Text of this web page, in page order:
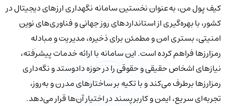
کیف‌ پول من، به‌عنوان نخستین سامانه نگهداری ارزهای دیجیتال در
کشور، با بهره‌گیری از استانداردهای روز جهانی و فناوری‌های نوین
امنیتی، بستری امن و مطمئن برای ذخیره، مدیریت و مبادله
رمزارزها فراهم کرده است. این سامانه با ارائه خدمات پیشرفته،
نیازهای اشخاص حقیقی و حقوقی را در حوزه دادوستد و نگه‌داری
رمزارزها برطرف می‌کند و با تکیه بر ساختارهای مدرن و به‌روز،
تجربه‌ای سریع، ایمن و کاربرپسند در اختیار آن‌ها قرار می‌دهد.